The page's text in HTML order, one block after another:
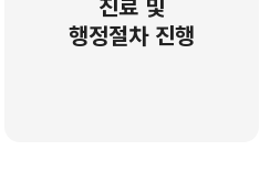
행정절차 진행